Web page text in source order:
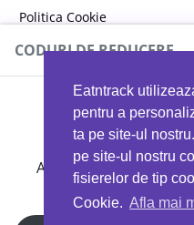
Eatntrack
pentru a
ta pe site-ul
pe site-ul nostru
fisierelor de tip
Cookie. Afla mai
Politica Cookie
Politica de confidențialitate
CODURI DE REDUCERE
Ai 40%reducere la